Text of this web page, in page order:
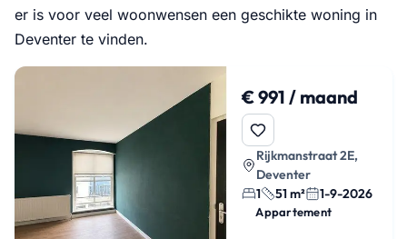
er is voor veel woonwensen een geschikte woning in
Deventer te vinden.
€ 991 / maand
Rijkmanstraat 2E,
Deventer
1
51 m² 1-9-2026
Appartement